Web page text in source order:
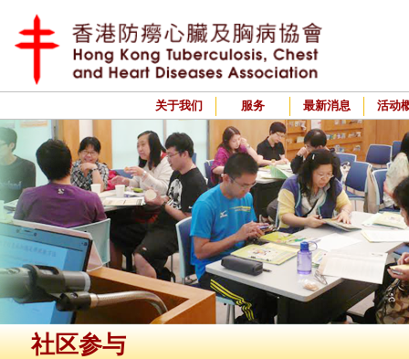
关于我们 服务 最新消息 活动
社区参与